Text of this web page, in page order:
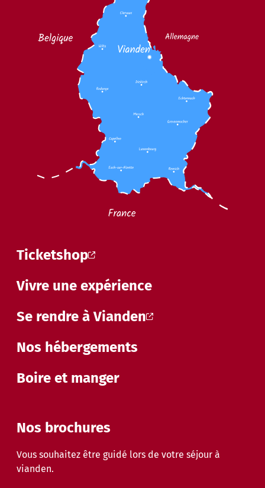
Ticketshop
Vivre une expérience
Se rendre à Vianden
Nos hébergements
Boire et manger
Nos brochures
Vous souhaitez être guidé lors de votre séjour à
vianden.